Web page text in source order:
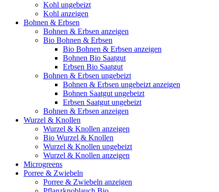
Kohl ungebeizt
Kohl anzeigen
Bohnen & Erbsen
Bohnen & Erbsen anzeigen
Bio Bohnen & Erbsen
Bio Bohnen & Erbsen anzeigen
Bohnen Bio Saatgut
Erbsen Bio Saatgut
Bohnen & Erbsen ungebeizt
Bohnen & Erbsen ungebeizt anzeigen
Bohnen Saatgut ungebeizt
Erbsen Saatgut ungebeizt
Bohnen & Erbsen anzeigen
Wurzel & Knollen
Wurzel & Knollen anzeigen
Bio Wurzel & Knollen
Wurzel & Knollen ungebeizt
Wurzel & Knollen anzeigen
Microgreens
Porree & Zwiebeln
Porree & Zwiebeln anzeigen